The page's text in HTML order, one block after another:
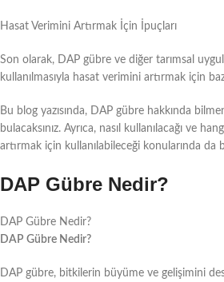
Hasat Verimini Artırmak İçin İpuçları
Son olarak, DAP gübre ve diğer tarımsal
kullanılmasıyla hasat verimini artırmak için
Bu blog yazısında, DAP gübre hakkında
bulacaksınız. Ayrıca, nasıl kullanılacağı ve
artırmak için kullanılabileceği konularında da
DAP Gübre Nedir?
DAP Gübre Nedir?
DAP Gübre Nedir?
DAP gübre, bitkilerin büyüme ve gelişimini